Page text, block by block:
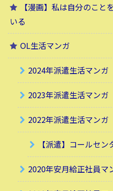
【漫画】私は自分のこと
いる
OL生活マンガ
2024年派遣生活マンガ
2023年派遣生活マンガ
2022年派遣生活マンガ
【派遣】コールセ
2020年安月給正社員マ